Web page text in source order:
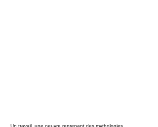
Un travail ,une oeuvre reprenant des mythologies